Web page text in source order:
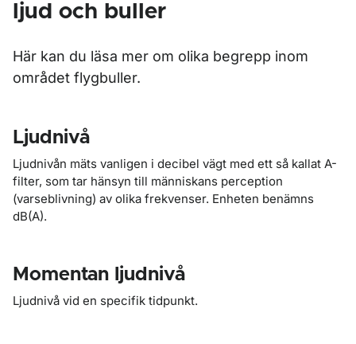
ljud och buller
Här kan du läsa mer om olika begrepp inom
området flygbuller.
Ljudnivå
Ljudnivån mäts vanligen i decibel vägt med ett så kallat A-
filter, som tar hänsyn till människans perception
(varseblivning) av olika frekvenser. Enheten benämns
dB(A).
Momentan ljudnivå
Ljudnivå vid en specifik tidpunkt.